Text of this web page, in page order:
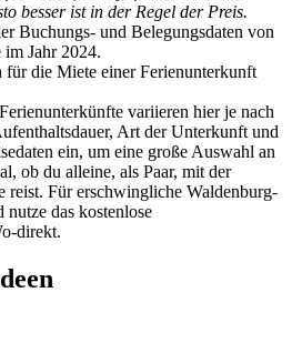
besser ist in der Regel der Preis.
Buchungs- und Belegungsdaten von
Jahr 2024.
für die Miete einer Ferienunterkunft
variieren hier je nach
Art der Unterkunft und
ein, um eine große Auswahl an
ob du alleine, als Paar, mit der
reist. Für erschwingliche Waldenburg-
nutze das kostenlose
direkt.